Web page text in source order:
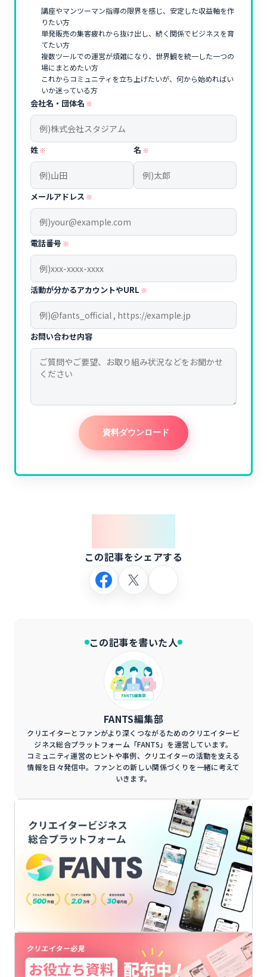
講座やマンツーマン指導の限界を感じ、安定した収益軸を作
りたい方
単発販売の集客疲れから抜け出し、続く関係でビジネスを育
てたい方
複数ツールでの運営が煩雑になり、世界観を統一した一つの
場にまとめたい方
これからコミュニティを立ち上げたいが、何から始めればい
いか迷っている方
会社名・団体名 ※
姓※ 名 ※
メールアドレス ※
電話番号 ※
活動が分かるアカウントやURL ※
お問い合わせ内容
資料ダウンロード
この記事をシェアする
この記事を書いた人
FANTS編集部
クリエイターとファンがより深くつながるためのクリエイタービ
ジネス総合プラットフォーム「FANTS」を運営しています。
コミュニティ運営のヒントや事例、クリエイターの活動を支える
情報を日々発信中。ファンとの新しい関係づくりを一緒に考えて
いきます。